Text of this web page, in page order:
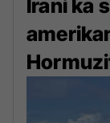
Irani ka